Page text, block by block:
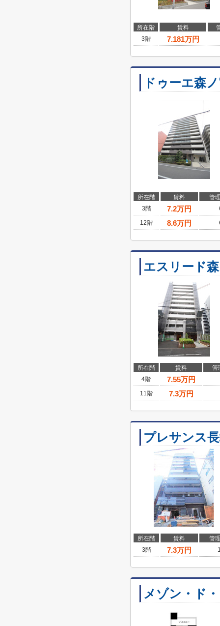
所在階 賃料
3階
7.181万円
ドゥーエ森
所在階 賃料
管
3階
7.2万円
12階 8.6万円
エスリード
所在階 賃料
管
4階
7.55万円
11階 7.3万円
プレサンス
所在階 賃料
管
3階
7.3万円
メゾン・ド